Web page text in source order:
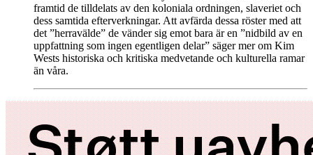
framtid de tilldelats av den koloniala ordningen, slaveriet och
dess samtida efterverkningar. Att avfärda dessa röster med att
det ”herravälde” de vänder sig emot bara är en ”nidbild av en
uppfattning som ingen egentligen delar” säger mer om Kim
Wests historiska och kritiska medvetande och kulturella ramar
än våra.